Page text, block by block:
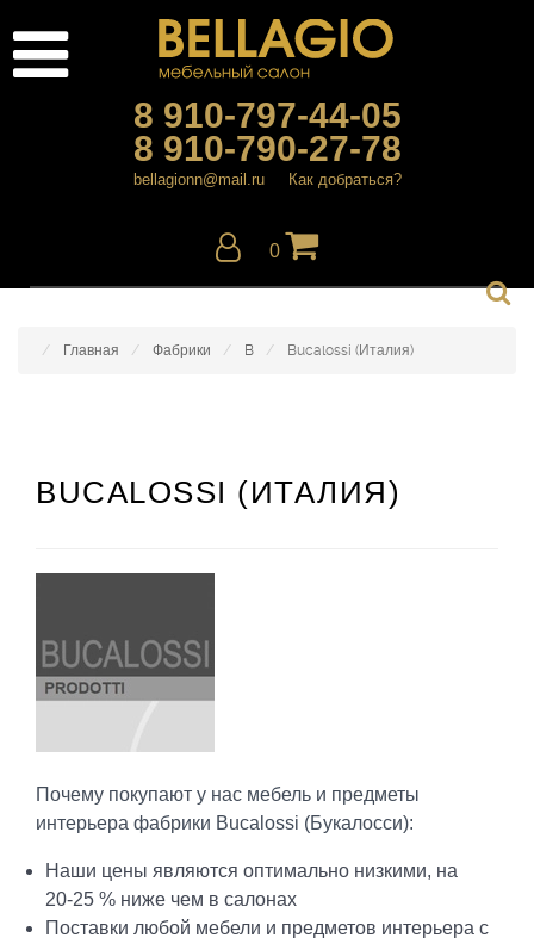
8 910-797-44-05
8 910-790-27-78
bellagionn@mail.ru Как добраться?
0
Главная Фабрики B Bucalossi (Италия)
BUCALOSSI (ИТАЛИЯ)
Почему покупают у нас мебель и предметы
интерьера фабрики Bucalossi (Букалосси):
Наши цены являются оптимально низкими, на
20-25 % ниже чем в салонах
Поставки любой мебели и предметов интерьера с